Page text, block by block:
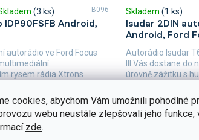
cookies, abychom Vám umožnili pohodlné
webu neustále zlepšovali jeho funkce,
zde.
Android,
(3 ks)
Detail
autorádio ve Ford Focus
rysem rádia Xtrons
přehledná dotyková...
B096
Isudar 2DIN
Android, Ford
Skladem (1 ks)
6 990 Kč
Autorádio Isudar
III Vás dostane do
úrovně zážitku s